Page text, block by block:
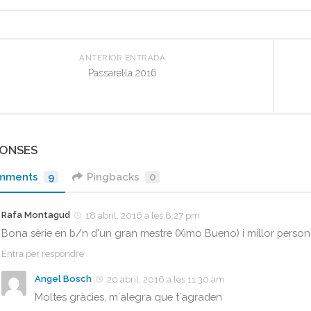
ANTERIOR ENTRADA
Passarel·la 2016
9 Pingbacks 0
Rafa Montagud 18 abril, 2016 a les 8:27 pm
Bona sèrie en b/n d'un gran mestre (Ximo Bueno) i millor
Entra per respondre
Angel Bosch 20 abril, 2016 a les 11:30 am
Moltes gràcies, m´alegra que t´agraden